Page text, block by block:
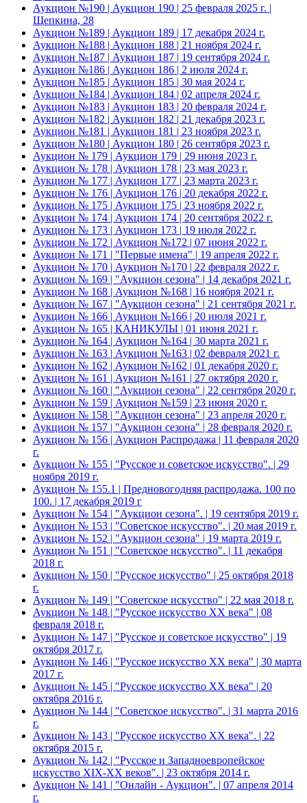
Аукцион №190 | Аукцион 190 | 25 февраля 2025 г. |
Щепкина, 28
Аукцион №189 | Аукцион 189 | 17 декабря 2024 г.
Аукцион №188 | Аукцион 188 | 21 ноября 2024 г.
Аукцион №187 | Аукцион 187 | 19 сентября 2024 г.
Аукцион №186 | Аукцион 186 | 2 июля 2024 г.
Аукцион №185 | Аукцион 185 | 30 мая 2024 г.
Аукцион №184 | Аукцион 184 | 02 апреля 2024 г.
Аукцион №183 | Аукцион 183 | 20 февраля 2024 г.
Аукцион №182 | Аукцион 182 | 21 декабря 2023 г.
Аукцион №181 | Аукцион 181 | 23 ноября 2023 г.
Аукцион №180 | Аукцион 180 | 26 сентября 2023 г.
Аукцион № 179 | Аукцион 179 | 29 июня 2023 г.
Аукцион № 178 | Аукцион 178 | 23 мая 2023 г.
Аукцион № 177 | Аукцион 177 | 23 марта 2023 г.
Аукцион № 176 | Аукцион 176 | 20 декабря 2022 г.
Аукцион № 175 | Аукцион 175 | 23 ноября 2022 г.
Аукцион № 174 | Аукцион 174 | 20 сентября 2022 г.
Аукцион № 173 | Аукцион 173 | 19 июля 2022 г.
Аукцион № 172 | Аукцион №172 | 07 июня 2022 г.
Аукцион № 171 | "Первые имена" | 19 апреля 2022 г.
Аукцион № 170 | Аукцион №170 | 22 февраля 2022 г.
Аукцион № 169 | "Аукцион сезона" | 14 декабря 2021 г.
Аукцион № 168 | Аукцион №168 | 16 ноября 2021 г.
Аукцион № 167 | "Аукцион сезона" | 21 сентября 2021 г.
Аукцион № 166 | Аукцион №166 | 20 июля 2021 г.
Аукцион № 165 | КАНИКУЛЫ | 01 июня 2021 г.
Аукцион № 164 | Аукцион №164 | 30 марта 2021 г.
Аукцион № 163 | Аукцион №163 | 02 февраля 2021 г.
Аукцион № 162 | Аукцион №162 | 01 декабря 2020 г.
Аукцион № 161 | Аукцион №161 | 27 октября 2020 г.
Аукцион № 160 | "Аукцион сезона" | 22 сентября 2020 г.
Аукцион № 159 | Аукцион №159 | 23 июня 2020 г.
Аукцион № 158 | "Аукцион сезона" | 23 апреля 2020 г.
Аукцион № 157 | "Аукцион сезона" | 28 февраля 2020 г.
Аукцион № 156 | Аукцион Распродажа | 11 февраля 2020
г.
Аукцион № 155 | "Русское и советское искусство". | 29
ноября 2019 г.
Аукцион № 155.1 | Предновогодняя распродажа. 100 по
100. | 17 декабря 2019 г
Аукцион № 154 | "Аукцион сезона". | 19 сентября 2019 г.
Аукцион № 153 | "Советское искусство". | 20 мая 2019 г.
Аукцион № 152 | "Аукцион сезона" | 19 марта 2019 г.
Аукцион № 151 | "Советское искусство". | 11 декабря
2018 г.
Аукцион № 150 | "Русское искусство" | 25 октября 2018
г.
Аукцион № 149 | "Советское искусство" | 22 мая 2018 г.
Аукцион № 148 | "Русское искусство ХХ века" | 08
февраля 2018 г.
Аукцион № 147 | "Русское и советское искусство" | 19
октября 2017 г.
Аукцион № 146 | "Русское искусство ХХ века" | 30 марта
2017 г.
Аукцион № 145 | "Русское искусство ХХ века" | 20
октября 2016 г.
Аукцион № 144 | "Советское искусство". | 31 марта 2016
г.
Аукцион № 143 | "Русское искусство ХХ века". | 22
октября 2015 г.
Аукцион № 142 | "Русское и Западноевропейское
искусство XIX-ХХ веков". | 23 октября 2014 г.
Аукцион № 141 | "Онлайн - Аукцион". | 07 апреля 2014
г.